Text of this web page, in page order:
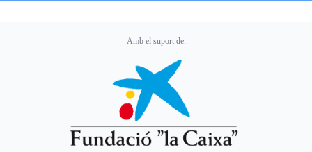
Amb el suport de: